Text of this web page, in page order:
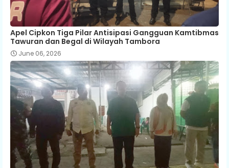
Apel Cipkon Tiga Pilar Antisipasi Gangguan Kamtibmas
Tawuran dan Begal di Wilayah Tambora
June 06, 2026